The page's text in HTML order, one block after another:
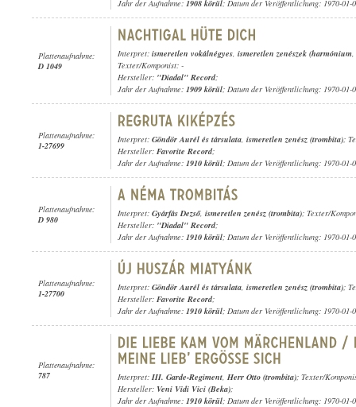
Jahr der Aufnahme: 1908 körül; Datum der Veröffentlichung: 1970-01-
Plattenaufnahme:
D 1049
Interpret: ismeretlen vokálnégyes, ismeretlen zenészek (harmónium,
Texter/Komponist: -
Hersteller: "Diadal" Record;
Jahr der Aufnahme: 1909 körül; Datum der Veröffentlichung: 1970-01-
Plattenaufnahme:
1-27699
Interpret: Göndör Aurél és társulata, ismeretlen zenész (trombita);
Hersteller: Favorite Record;
Jahr der Aufnahme: 1910 körül; Datum der Veröffentlichung: 1970-01-
Plattenaufnahme:
D 980
Interpret: Gyárfás Dezső, ismeretlen zenész (trombita); Texter/
Hersteller: "Diadal" Record;
Jahr der Aufnahme: 1910 körül; Datum der Veröffentlichung: 1970-01-
Plattenaufnahme:
1-27700
Interpret: Göndör Aurél és társulata, ismeretlen zenész (trombita);
Hersteller: Favorite Record;
Jahr der Aufnahme: 1910 körül; Datum der Veröffentlichung: 1970-01-
Plattenaufnahme:
787
Interpret: III. Garde-Regiment, Herr Otto (trombita); Texter/
Hersteller: Veni Vidi Vici (Beka);
Jahr der Aufnahme: 1910 körül; Datum der Veröffentlichung: 1970-01-